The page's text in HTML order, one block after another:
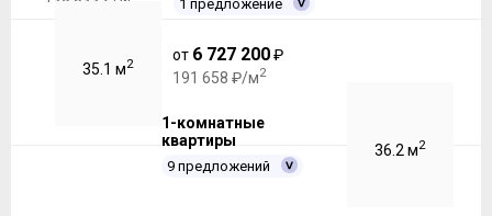
1 предложение
35.1 м2
от 6 727 200₽
191 658 ₽/м2
1-комнатные
квартиры
9 предложений
36.2 м2